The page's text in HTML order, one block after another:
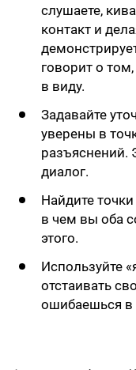
слушаете,
контакт и
говорит о
в виду.
Задавайте
уверены в
разъяснений.
диалог.
Найдите
в чем вы оба
этого.
Используйте
отстаивать
ошибаешься в